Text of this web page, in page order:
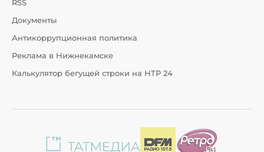
RSS
Документы
Антикоррупционная политика
Реклама в Нижнекамске
Калькулятор бегущей строки на НТР 24